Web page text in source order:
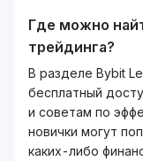
Где можно
трейдинга?
В разделе Bybit
бесплатный
и советам по
новички могут
каких-либо